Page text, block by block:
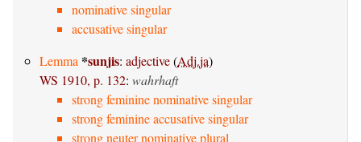
nominative singular
accusative singular
Lemma *sunjis: adjective(Adj.ja)
WS 1910, p. 132: wahrhaft
strong feminine nominative singular
strong feminine accusative singular
strong neuter nominative plural